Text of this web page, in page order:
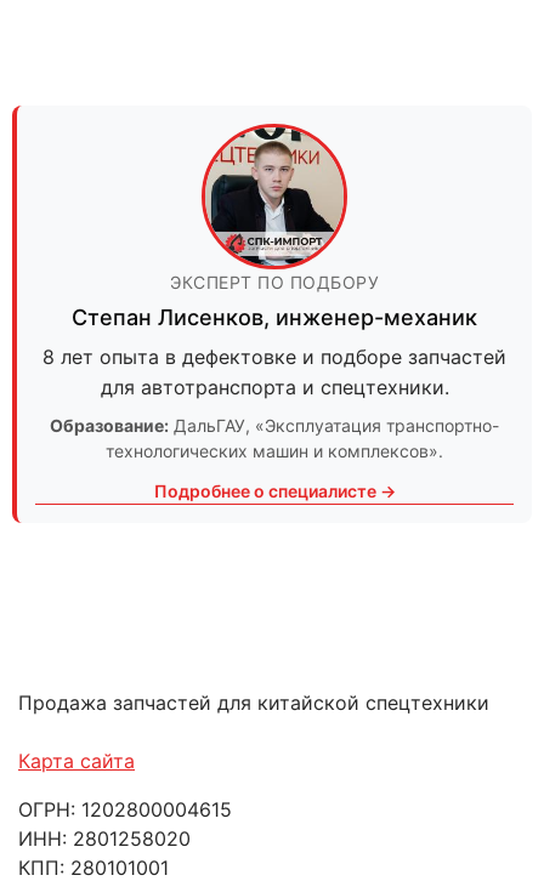
ЭКСПЕРТ ПО ПОДБОРУ
Степан Лисенков, инженер-механик
8 лет опыта в дефектовке и подборе запчастей
для автотранспорта и спецтехники.
Образование: ДальГАУ, «Эксплуатация транспортно-
технологических машин и комплексов».
Подробнее о специалисте →
Продажа запчастей для китайской спецтехники
Карта сайта
ОГРН: 1202800004615
ИНН: 2801258020
КПП: 280101001